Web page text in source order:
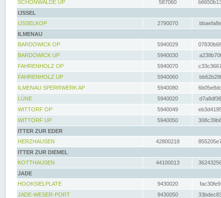
SCHÖNWALDE UP
587060
IJSSEL
IJSSELKOP
2790070
ILMENAU
BARDOWICK OP
5940029
BARDOWICK UP
5940030
FAHRENHOLZ OP
5940070
FAHRENHOLZ UP
5940060
ILMENAU SPERRWERK AP
5940080
LÜNE
5940020
WITTORF OP
5940049
WITTORF UP
5940050
ITTER ZUR EDER
HERZHAUSEN
42800218
ITTER ZUR DIEMEL
KOTTHAUSEN
44100013
JADE
HOOKSIELPLATE
9430020
JADE-WESER-PORT
9430050